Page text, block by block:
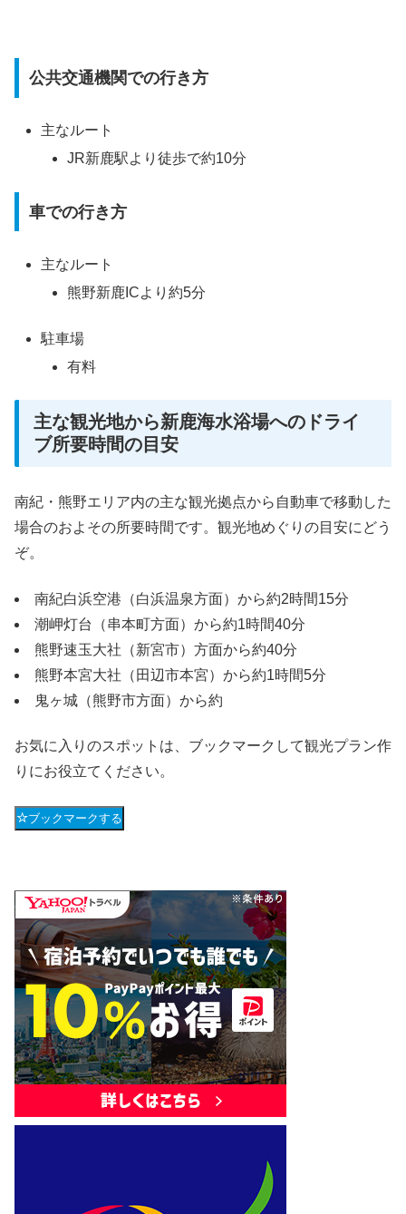
公共交通機関での行き方
主なルート
JR新鹿駅より徒歩で約10分
車での行き方
主なルート
熊野新鹿ICより約5分
駐車場
有料
主な観光地から新鹿海水浴場へのドライ
ブ所要時間の目安
南紀・熊野エリア内の主な観光拠点から自動車で移動した
場合のおよその所要時間です。観光地めぐりの目安にどう
ぞ。
南紀白浜空港（白浜温泉方面）から約2時間15分
潮岬灯台（串本町方面）から約1時間40分
熊野速玉大社（新宮市）方面から約40分
熊野本宮大社（田辺市本宮）から約1時間5分
鬼ヶ城（熊野市方面）から約
お気に入りのスポットは、ブックマークして観光プラン作
りにお役立てください。
ブックマークする